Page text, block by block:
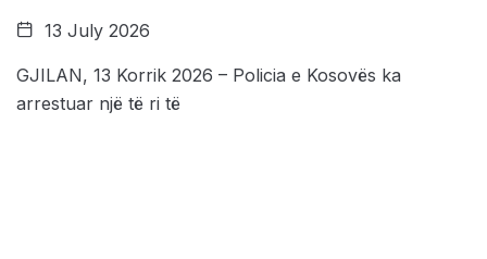
13 July 2026
GJILAN, 13 Korrik 2026 – Policia e Kosovës ka
arrestuar një të ri të